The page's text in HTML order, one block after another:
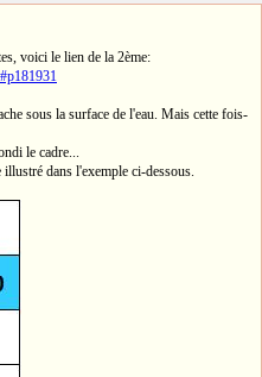
voici le lien de la 2ème:
sous la surface de l'eau. Mais cette fois-
le cadre...
dans l'exemple ci-dessous.